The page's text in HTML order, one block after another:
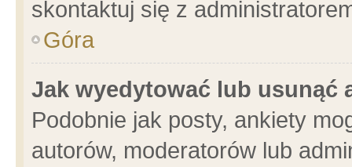
skontaktuj się z
Góra
Jak wyedytować lub usunąć
Podobnie jak posty, ankiety
autorów, moderatorów lub